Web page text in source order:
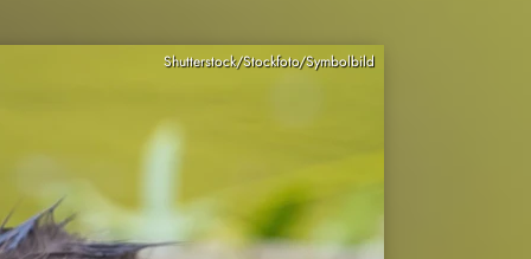
Shutterstock/Stockfoto/Symbolbild